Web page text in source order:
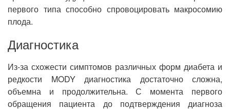
первого типа способно спровоцировать макросомию
плода.
Диагностика
Из-за схожести симптомов различных форм диабета и
редкости MODY диагностика достаточно сложна,
объемна и продолжительна. С момента первого
обращения пациента до подтверждения диагноза